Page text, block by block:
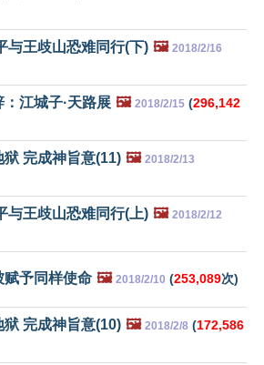
与王歧山恐难同行(下) 🖼️ 2018/2/16
江城子·天路展 🖼️ 2018/2/15 (296,142
完成神旨意(11) 🖼️ 2018/2/13
与王歧山恐难同行(上) 🖼️ 2018/2/12
赋予同样使命 🖼️ 2018/2/10 (253,089次)
完成神旨意(10) 🖼️ 2018/2/8 (172,586